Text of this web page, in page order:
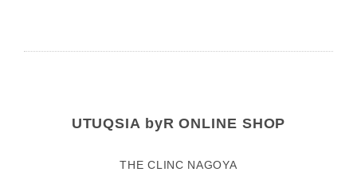
UTUQSIA byR ONLINE SHOP
THE CLINC NAGOYA